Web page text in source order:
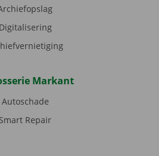
Digitalisering
Markant
Autoschade
Smart Repair